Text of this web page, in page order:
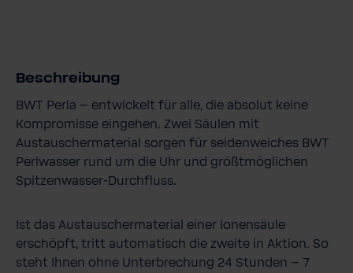
Beschreibung
BWT Perla – entwickelt für alle, die absolut keine
Kompromisse eingehen. Zwei Säulen mit
Austauschermaterial sorgen für seidenweiches BWT
Perlwasser rund um die Uhr und größtmöglichen
Spitzenwasser-​Durchfluss.
Ist das Austauschermaterial einer Ionensäule
erschöpft, tritt automatisch die zweite in Aktion. So
steht Ihnen ohne Unterbrechung 24 Stunden – 7